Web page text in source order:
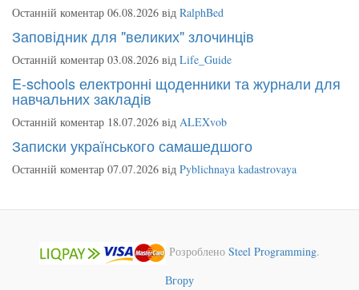
Останній коментар 06.08.2026 від RalphBed
Заповідник для "великих" злочинців
Останній коментар 03.08.2026 від Life_Guide
E-schools електронні щоденники та журнали для
навчальних закладів
Останній коментар 18.07.2026 від ALEXvob
Записки українського самашедшого
Останній коментар 07.07.2026 від Pyblichnaya kadastrovaya
Розроблено Steel Programming.
Вгору